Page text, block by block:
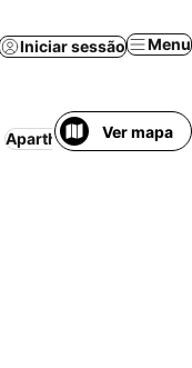
Iniciar sessão Menu
Aparthotel Piscina Wi-
Ver mapa